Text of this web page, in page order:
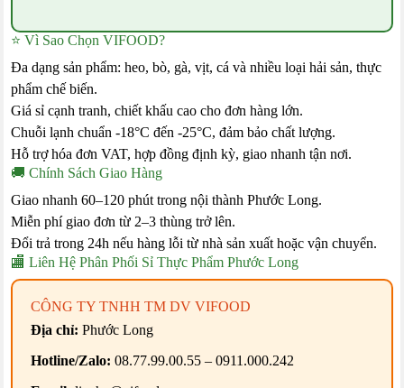
⭐ Vì Sao Chọn VIFOOD?
Đa dạng sản phẩm: heo, bò, gà, vịt, cá và nhiều loại hải sản, thực
phẩm chế biến.
Giá sỉ cạnh tranh, chiết khấu cao cho đơn hàng lớn.
Chuỗi lạnh chuẩn -18°C đến -25°C, đảm bảo chất lượng.
Hỗ trợ hóa đơn VAT, hợp đồng định kỳ, giao nhanh tận nơi.
🚚 Chính Sách Giao Hàng
Giao nhanh 60–120 phút trong nội thành Phước Long.
Miễn phí giao đơn từ 2–3 thùng trở lên.
Đổi trả trong 24h nếu hàng lỗi từ nhà sản xuất hoặc vận chuyển.
🏬 Liên Hệ Phân Phối Sỉ Thực Phẩm Phước Long
CÔNG TY TNHH TM DV VIFOOD
Địa chỉ: Phước Long
Hotline/Zalo: 08.77.99.00.55 – 0911.000.242